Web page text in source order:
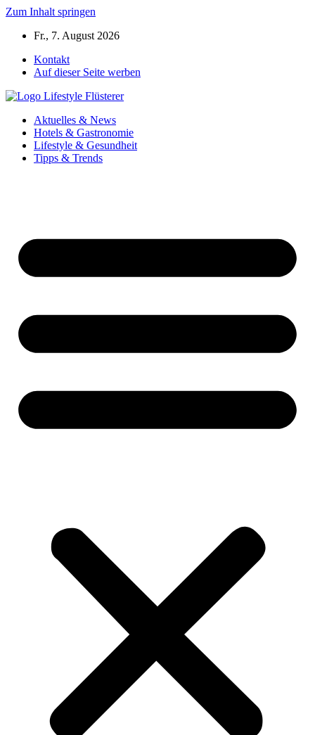
Zum Inhalt springen
Fr., 7. August 2026
Kontakt
Auf dieser Seite werben
Aktuelles & News
Hotels & Gastronomie
Lifestyle & Gesundheit
Tipps & Trends